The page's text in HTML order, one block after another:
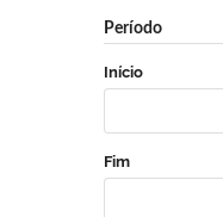
Período
Início
Fim